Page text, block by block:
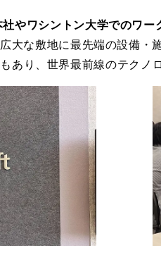
やワシントン大学でのワー
大な敷地に最先端の設備
あり、世界最前線のテクノ